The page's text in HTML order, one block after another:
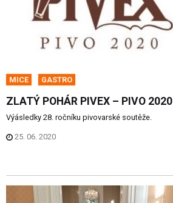
MICE GASTRO
ZLATÝ POHÁR PIVEX – PIVO 2020
Výásledky 28. ročníku pivovarské soutěže.
25. 06. 2020